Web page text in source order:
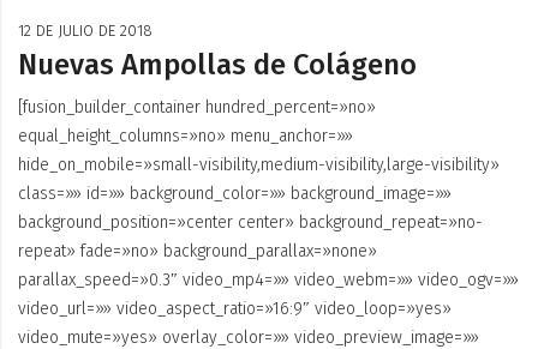
12 DE JULIO DE 2018
Nuevas Ampollas de Colágeno
[fusion_builder_container hundred_percent=»no»
equal_height_columns=»no» menu_anchor=»»
hide_on_mobile=»small-visibility,medium-visibility,large-visibility»
class=»» id=»» background_color=»» background_image=»»
background_position=»center center» background_repeat=»no-
repeat» fade=»no» background_parallax=»none»
parallax_speed=»0.3″ video_mp4=»» video_webm=»» video_ogv=»»
video_url=»» video_aspect_ratio=»16:9″ video_loop=»yes»
video_mute=»yes» overlay_color=»» video_preview_image=»»